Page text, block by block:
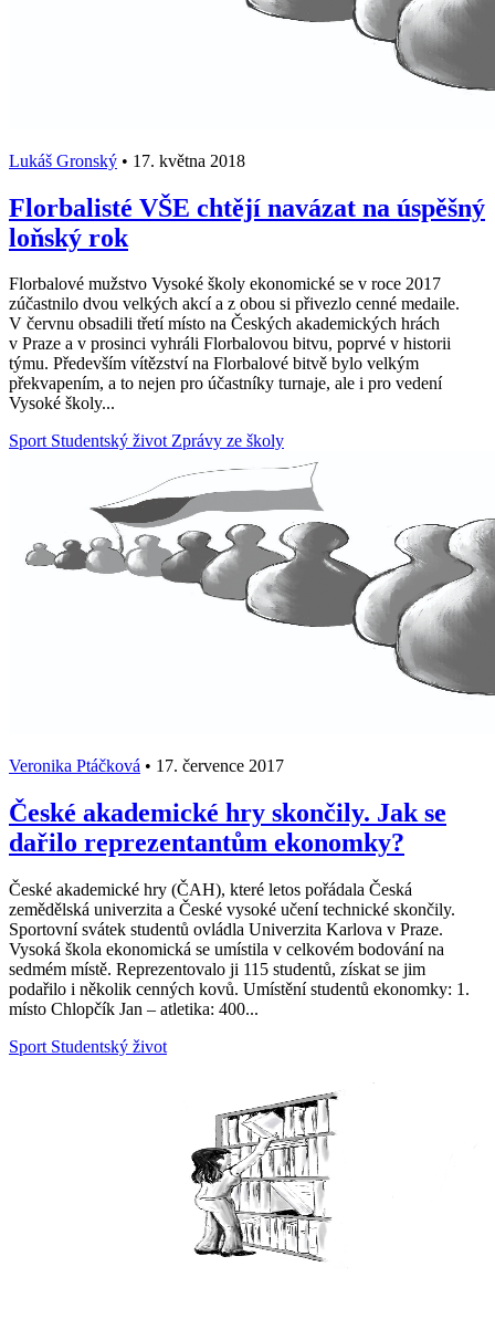
Lukáš Gronský • 17. května 2018
Florbalisté VŠE chtějí navázat na úspěšný
loňský rok
Florbalové mužstvo Vysoké školy ekonomické se v roce 2017
zúčastnilo dvou velkých akcí a z obou si přivezlo cenné medaile.
V červnu obsadili třetí místo na Českých akademických hrách
v Praze a v prosinci vyhráli Florbalovou bitvu, poprvé v historii
týmu. Především vítězství na Florbalové bitvě bylo velkým
překvapením, a to nejen pro účastníky turnaje, ale i pro vedení
Vysoké školy...
Sport Studentský životZprávy ze školy
Veronika Ptáčková • 17. července 2017
České akademické hry skončily. Jak se
dařilo reprezentantům ekonomky?
České akademické hry (ČAH), které letos pořádala Česká
zemědělská univerzita a České vysoké učení technické skončily.
Sportovní svátek studentů ovládla Univerzita Karlova v Praze.
Vysoká škola ekonomická se umístila v celkovém bodování na
sedmém místě. Reprezentovalo ji 115 studentů, získat se jim
podařilo i několik cenných kovů. Umístění studentů ekonomky: 1.
místo Chlopčík Jan – atletika: 400...
Sport Studentský život